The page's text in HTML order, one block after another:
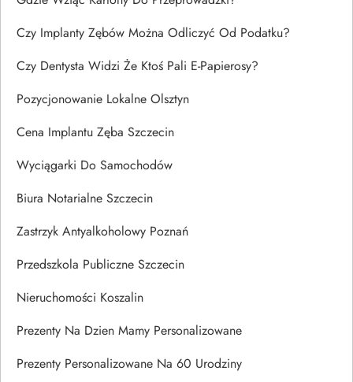
Czy Implanty Zębów Można Odliczyć Od Podatku?
Czy Dentysta Widzi Że Ktoś Pali E-Papierosy?
Pozycjonowanie Lokalne Olsztyn
Cena Implantu Zęba Szczecin
Wyciągarki Do Samochodów
Biura Notarialne Szczecin
Zastrzyk Antyalkoholowy Poznań
Przedszkola Publiczne Szczecin
Nieruchomości Koszalin
Prezenty Na Dzien Mamy Personalizowane
Prezenty Personalizowane Na 60 Urodziny